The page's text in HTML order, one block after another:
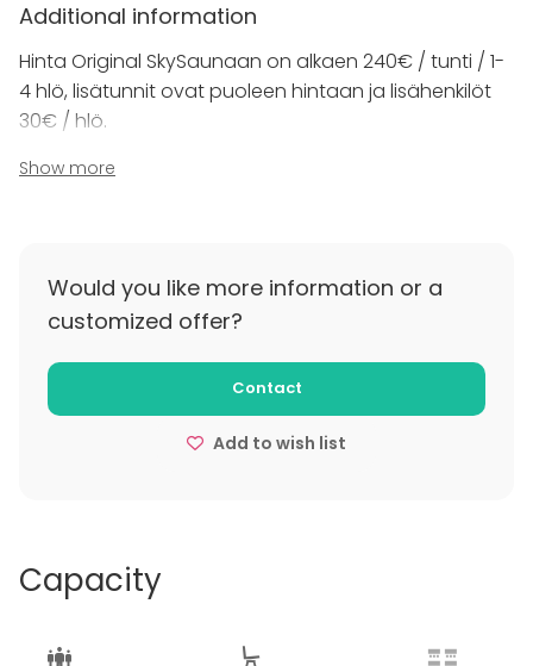
Additional information
Hinta Original SkySaunaan on alkaen 240€ / tunti / 1-
4 hlö, lisätunnit ovat puoleen hintaan ja lisähenkilöt
30€ / hlö.
Maanantai & tiistai: 240€ / tunti
Esimerkiksi kahden tunnin varaus perjantaille 8:lle
hengelle maksaa yhteensä 555€.
2. tunti 0,5 * 290€ = 145€
Lisähenkilöt 4 * 30€ = 120€
avoinna varauksille joka päivä kesäkaudella.
Show more
Would you like more information or a
customized offer?
Contact
Add to wish list
Capacity